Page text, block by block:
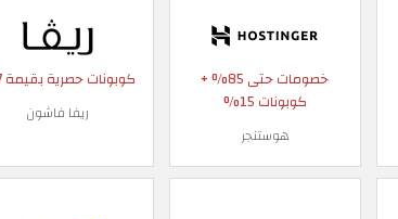
خصومات حتى 85% +
كوبونات 15%
هوستنجر
كوبونات حصرية بقيمة 7%
ريفا فاشون